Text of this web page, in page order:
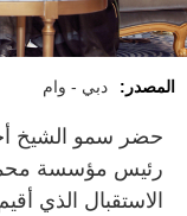
المصدر: دبي - وام
حضر سمو الشيخ
رئيس مؤسسة
الاستقبال الذي